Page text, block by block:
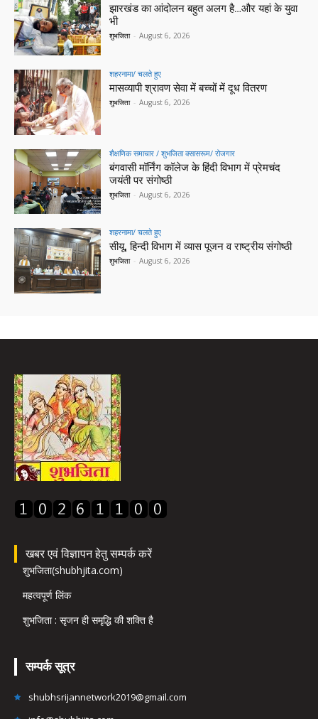
झारखंड का आंदोलन बहुत अलग है…और यहां के युवा
भी
शुभजिता - August 6, 2026
शहरनामा/ चलते हुए
मासव्यापी श्रावण सेवा में बच्चों में दूध वितरण
शुभजिता - August 6, 2026
शैक्षणिक समाचार / शुभजिता क्सासरूम/ रोजगार
बंगवासी मॉर्निंग कॉलेज के हिंदी विभाग में प्रेमचंद
जयंती पर संगोष्ठी
शुभजिता - August 6, 2026
शहरनामा/ चलते हुए
सीयू, हिन्दी विभाग में व्यास पूजन व राष्ट्रीय संगोष्ठी
शुभजिता - August 6, 2026
खबर एवं विज्ञापन हेतु सम्पर्क करें
शुभजिता(shubhjita.com)
महत्वपूर्ण लिंक
शुभजिता : सृजन ही समृद्धि की शक्ति है
सम्पर्क सूत्र
shubhsrijannetwork2019@gmail.com